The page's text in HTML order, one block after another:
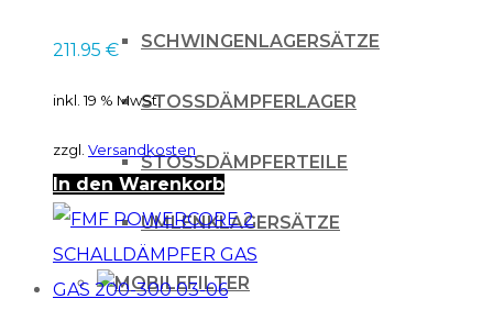
SCHWINGENLAGERSÄTZE
STOSSDÄMPFERLAGER
STOSSDÄMPFERTEILE
UMLENKLAGERSÄTZE
FILTER
für KTM SX 50 17-20
211.95 €
inkl. 19 % MwSt.
zzgl. Versandkosten
In den Warenkorb